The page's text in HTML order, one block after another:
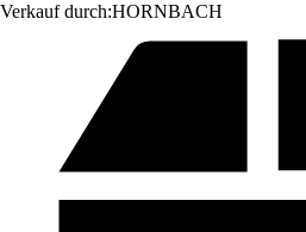
Verkauf durch:HORNBACH